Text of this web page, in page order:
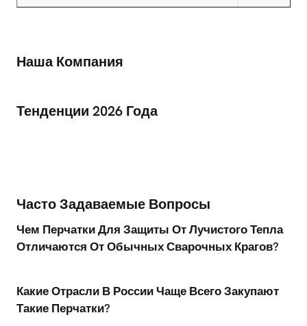
Наша Компания
Тенденции 2026 Года
Часто Задаваемые Вопросы
Чем Перчатки Для Защиты От Лучистого Тепла
Отличаются От Обычных Сварочных Крагов?
Какие Отрасли В России Чаще Всего Закупают
Такие Перчатки?